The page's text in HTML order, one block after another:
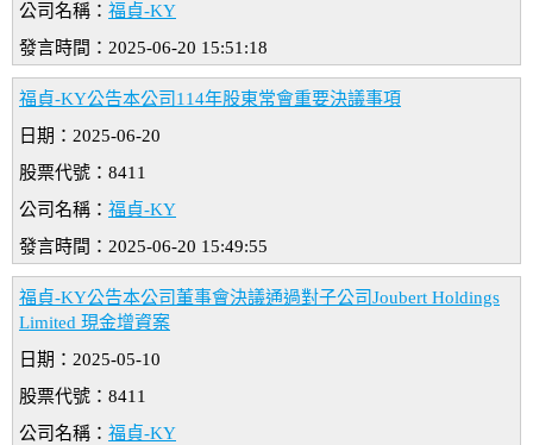
公司名稱： 福貞-KY
發言時間：2025-06-20 15:51:18
福貞-KY公告本公司114年股東常會重要決議事項
日期：2025-06-20
股票代號：8411
公司名稱： 福貞-KY
發言時間：2025-06-20 15:49:55
福貞-KY公告本公司董事會決議通過對子公司Joubert Holdings
Limited 現金增資案
日期：2025-05-10
股票代號：8411
公司名稱： 福貞-KY